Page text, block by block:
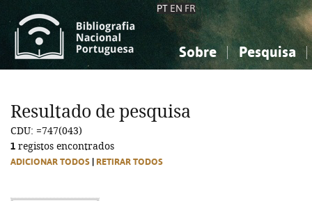
PT EN FR
Sobre Pesquisa
Ciências sociais...
Ciências sociais...
Resultado de pesquisa
CDU: =747(043)
1 registos encontrados
ADICIONAR TODOS RETIRAR TODOS